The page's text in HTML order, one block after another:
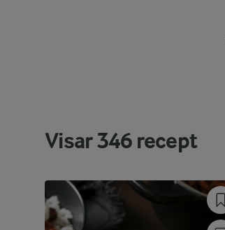
Visar346 recept